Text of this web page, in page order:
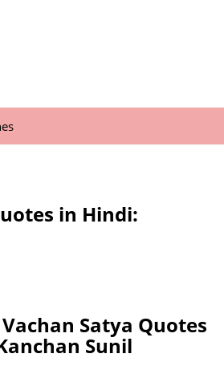
in Hindi:
Satya Quotes
Sunil